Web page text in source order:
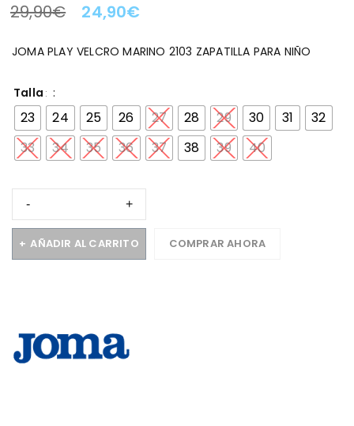
LA OFERTA TERMINA EN:
29,90€ 24,90€
JOMA PLAY VELCRO MARINO 2103 ZAPATILLA PARA NIÑO
Talla
23 24 25 26 27 28 29 30 31
32
33
34 35 36 37 38 39 40
AÑADIR AL CARRITO COMPRAR AHORA